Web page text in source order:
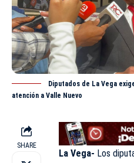
Diputados de La Vega
atención a Valle Nuevo
SHARE
La Vega- Los